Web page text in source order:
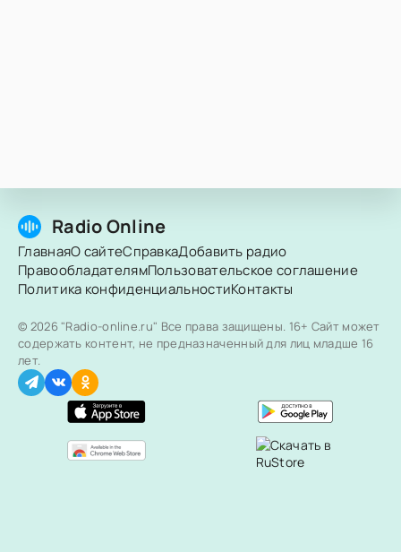
Radio Online
ГлавнаяО сайтеСправкаДобавить радио
ПравообладателямПользовательское соглашение
Политика конфиденциальностиКонтакты
© 2026 "Radio-online.ru" Все права защищены. 16+ Сайт может
содержать контент, не предназначенный для лиц младше 16
лет.